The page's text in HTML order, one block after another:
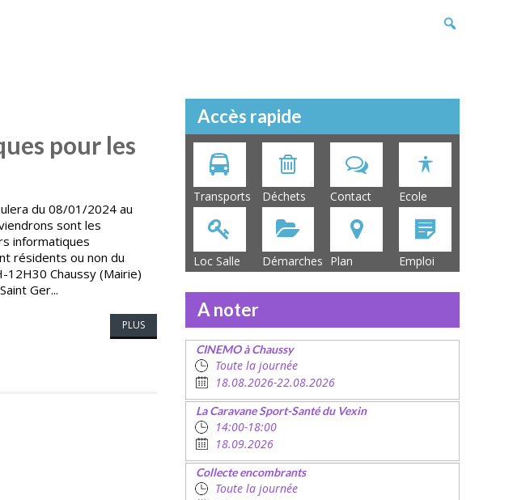
pour les
du 08/01/2024 au
sont les
informatiques
résidents ou non du
12H30 Chaussy (Mairie)
Ger...
PLUS
Accès rapide
Transports Déchets Contact Ecole
Loc Salle Démarches Plan Emploi
A noter
CINEMO à Chaussy
Toute la journée
18.08.2026-22.08.2026
La Caravane Sport-Santé du Vexin
14:00-18:00
18.09.2026
Collecte encombrants
Toute la journée